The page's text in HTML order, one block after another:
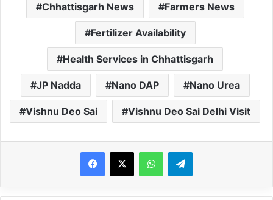
Chhattisgarh News Farmers News
Fertilizer Availability
Health Services in Chhattisgarh
JP Nadda Nano DAP Nano Urea
Vishnu Deo Sai Vishnu Deo Sai Delhi Visit
WhatsAppTelegram